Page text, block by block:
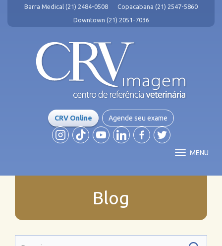
Barra Medical (21) 2484-0508
Copacabana (21) 2547-5860
Downtown (21) 2051-7036
CRV Online Agende seu exame
MENU
Blog